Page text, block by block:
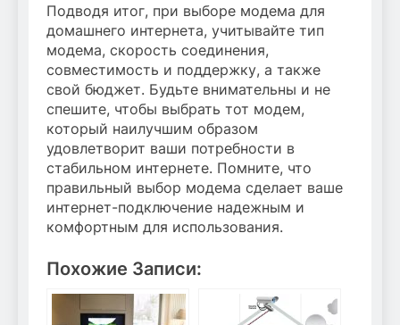
Подводя итог, при выборе модема для
домашнего интернета, учитывайте тип
модема, скорость соединения,
совместимость и поддержку, а также
свой бюджет. Будьте внимательны и не
спешите, чтобы выбрать тот модем,
который наилучшим образом
удовлетворит ваши потребности в
стабильном интернете. Помните, что
правильный выбор модема сделает ваше
интернет-подключение надежным и
комфортным для использования.
Похожие Записи: